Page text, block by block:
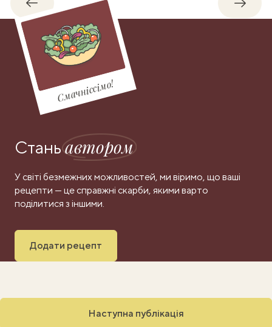
Назад
Смачніссімо!
Станьавтором
У світі безмежних можливостей, ми віримо, що ваші
рецепти — це справжні скарби, якими варто
поділитися з іншими.
Додати рецепт
Наступна публікація